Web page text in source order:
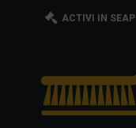
ACTIVI IN SEAP